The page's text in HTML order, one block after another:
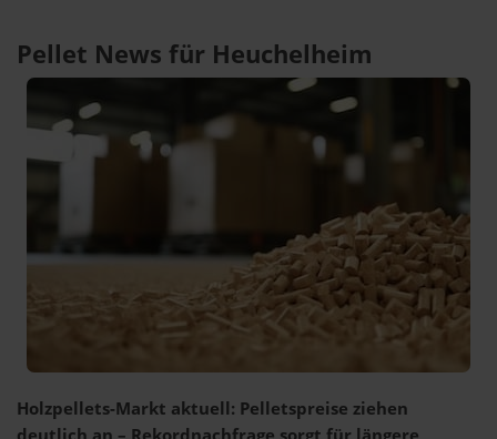
Pellet News für Heuchelheim
Holzpellets-Markt aktuell: Pelletspreise ziehen